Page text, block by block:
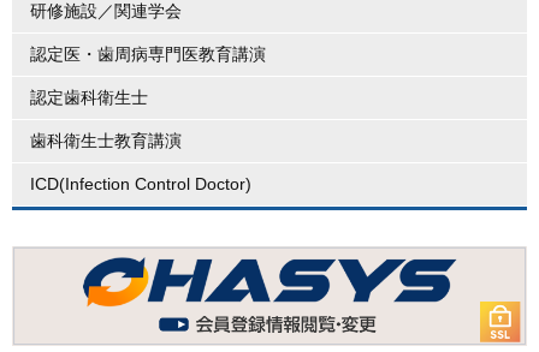
研修施設／関連学会
認定医・歯周病専門医教育講演
認定歯科衛生士
歯科衛生士教育講演
ICD(Infection Control Doctor)